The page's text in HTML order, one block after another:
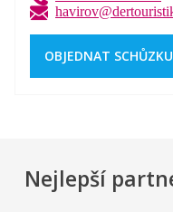
OBJEDNAT SCHŮZKU
Nejlepší